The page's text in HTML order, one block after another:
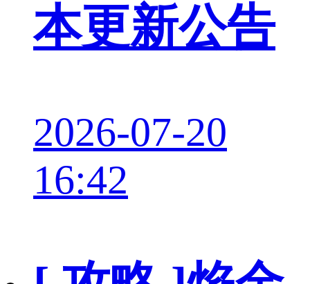
本更新公告
2026-07-20
16:42